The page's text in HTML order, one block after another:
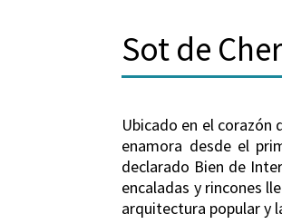
Sot de
Ubicado en el corazón
enamora desde el
declarado Bien de
encaladas y rincones
arquitectura popular y